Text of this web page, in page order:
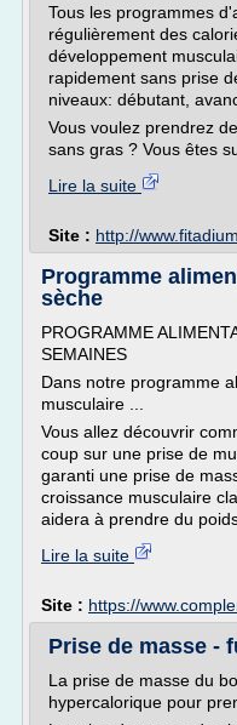
Tous les programmes
régulièrement des
développement
rapidement sans prise
niveaux: débutant,
Vous voulez prendrez
sans gras ? Vous êtes
Lire la suite
Site : http://
Programme
sèche
PROGRAMME
SEMAINES
Dans notre programme
musculaire ...
Vous allez découvrir
coup sur une prise de
garanti une prise de
croissance musculaire
aidera à prendre du
Lire la suite
Site : https://
Prise de masse -
La prise de masse du
hypercalorique pour